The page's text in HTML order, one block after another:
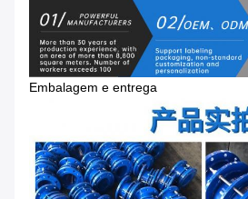
Embalagem e entrega